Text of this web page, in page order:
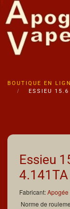
Accéder au
BOUTIQUE EN
ESSIEU
Essieu
4.141TA
Fabricant:Apogée
Norme de